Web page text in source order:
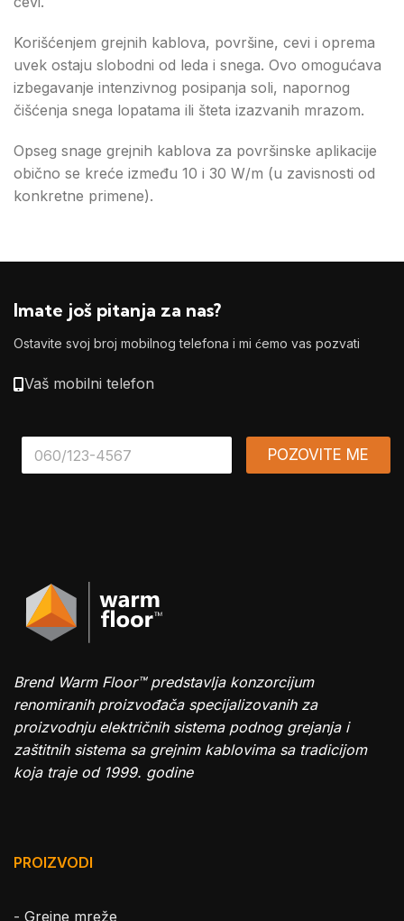
Korišćenjem grejnih kablova, površine, cevi i oprema
uvek ostaju slobodni od leda i snega. Ovo omogućava
izbegavanje intenzivnog posipanja soli, napornog
čišćenja snega lopatama ili šteta izazvanih mrazom.
Opseg snage grejnih kablova za površinske aplikacije
obično se kreće između 10 i 30 W/m (u zavisnosti od
konkretne primene).
Imate još pitanja za nas?
Ostavite svoj broj mobilnog telefona i mi ćemo vas pozvati
Vaš mobilni telefon
*
POZOVITE ME
Brend Warm Floor™ predstavlja konzorcijum
renomiranih proizvođača specijalizovanih za
proizvodnju električnih sistema podnog grejanja i
zaštitnih sistema sa grejnim kablovima sa tradicijom
koja traje od 1999. godine
PROIZVODI
- Grejne mreže